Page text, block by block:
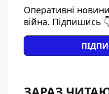
Оперативні
війна. Підпишись